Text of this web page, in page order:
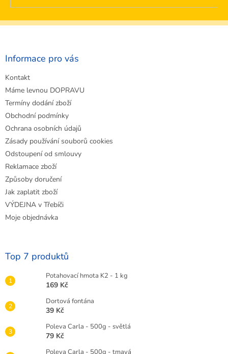
Z
Informace pro vás
Kontakt
Máme levnou DOPRAVU
Termíny dodání zboží
Obchodní podmínky
Ochrana osobních údajů
Zásady používání souborů cookies
Odstoupení od smlouvy
Reklamace zboží
Způsoby doručení
Jak zaplatit zboží
VÝDEJNA v Třebíči
Moje objednávka
Top 7 produktů
Potahovací hmota K2 - 1 kg
169 Kč
Dortová fontána
39 Kč
Poleva Carla - 500g - světlá
79 Kč